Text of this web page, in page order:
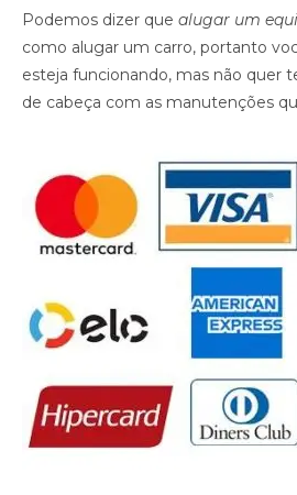
Podemos dizer que alugar um
como alugar um carro, portanto
esteja funcionando, mas não quer
de cabeça com as manutenções